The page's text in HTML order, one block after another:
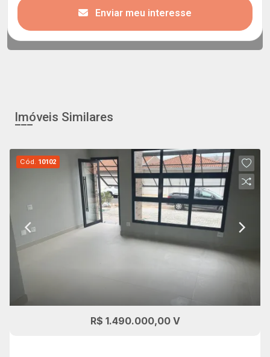
Enviar meu interesse
Imóveis Similares
Cód. 10102
R$ 1.490.000,00 V